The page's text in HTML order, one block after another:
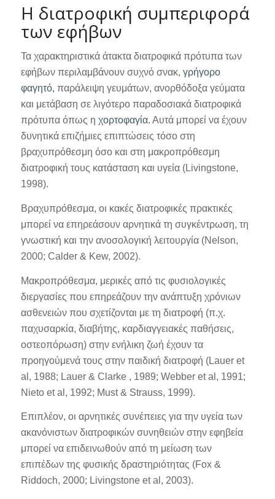
Η διατροφική συμπεριφορά
των εφήβων
Τα χαρακτηριστικά άτακτα διατροφικά πρότυπα των
εφήβων περιλαμβάνουν συχνό σνακ, γρήγορο
φαγητό, παράλειψη γευμάτων, ανορθόδοξα γεύματα
και μετάβαση σε λιγότερο παραδοσιακά διατροφικά
πρότυπα όπως η χορτοφαγία. Αυτά μπορεί να έχουν
δυνητικά επιζήμιες επιπτώσεις τόσο στη
βραχυπρόθεσμη όσο και στη μακροπρόθεσμη
διατροφική τους κατάσταση και υγεία (Livingstone,
1998).
Βραχυπρόθεσμα, οι κακές διατροφικές πρακτικές
μπορεί να επηρεάσουν αρνητικά τη συγκέντρωση, τη
γνωστική και την ανοσολογική λειτουργία (Nelson,
2000; Calder & Kew, 2002).
Μακροπρόθεσμα, μερικές από τις φυσιολογικές
διεργασίες που επηρεάζουν την ανάπτυξη χρόνιων
ασθενειών που σχετίζονται με τη διατροφή (π.χ.
παχυσαρκία, διαβήτης, καρδιαγγειακές παθήσεις,
οστεοπόρωση) στην ενήλικη ζωή έχουν τα
προηγούμενά τους στην παιδική διατροφή (Lauer et
al, 1988; Lauer & Clarke , 1989; Webber et al, 1991;
Nieto et al, 1992; Must & Strauss, 1999).
Επιπλέον, οι αρνητικές συνέπειες για την υγεία των
ακανόνιστων διατροφικών συνηθειών στην εφηβεία
μπορεί να επιδεινωθούν από τη μείωση των
επιπέδων της φυσικής δραστηριότητας (Fox &
Riddoch, 2000; Livingstone et al, 2003).